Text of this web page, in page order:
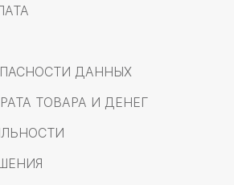
ДАННЫХ
ТОВАРА И ДЕНЕГ